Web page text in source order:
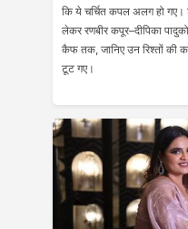
कि ये चर्चित कपल अलग हो गए।
लेकर रणबीर कपूर–दीपिका
कैफ तक, जानिए उन रिश्तों की
टूट गए।